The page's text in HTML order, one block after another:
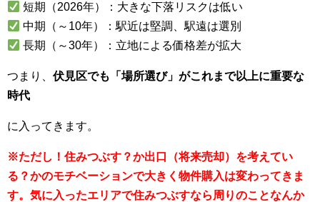
短期（2026年）：大きな下落リスクは低い
中期（～10年）：駅近は堅調、駅遠は選別
長期（～30年）：立地による価格差が拡大
つまり、 伏見区でも「場所選び」がこれまで以上に重要な
時代
に入ってきます。
※ただし！住みつぶす？か出口（将来売却）を考えてい
る？かのモチベーションで大きく物件購入は変わってきま
す。気に入ったエリアで住みつぶすなら周りのことなんか